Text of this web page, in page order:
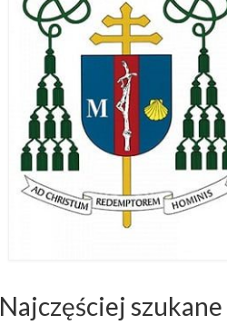
Najczęściej szukane